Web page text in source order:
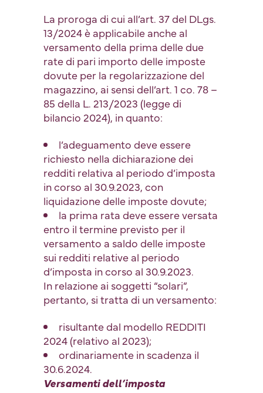
La proroga di cui all’art. 37 del DLgs.
13/2024 è applicabile anche al
versamento della prima delle due
rate di pari importo delle imposte
dovute per la regolarizzazione del
magazzino, ai sensi dell’art. 1 co. 78 –
85 della L. 213/2023 (legge di
bilancio 2024), in quanto:
l’adeguamento deve essere
richiesto nella dichiarazione dei
redditi relativa al periodo d’imposta
in corso al 30.9.2023, con
liquidazione delle imposte dovute;
la prima rata deve essere versata
entro il termine previsto per il
versamento a saldo delle imposte
sui redditi relative al periodo
d’imposta in corso al 30.9.2023.
In relazione ai soggetti “solari”,
pertanto, si tratta di un versamento:
risultante dal modello REDDITI
2024 (relativo al 2023);
ordinariamente in scadenza il
30.6.2024.
Versamenti dell’imposta